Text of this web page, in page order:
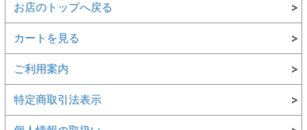
お店のトップへ戻る
カートを見る
ご利用案内
特定商取引法表示